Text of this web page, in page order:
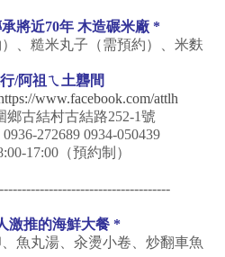
將近70年 木造碾米廠 *
、糙米丸子（需預約）、米麩
/阿祖ㄟ土礱間
www.facebook.com/attlh
鄉古結村古結路252-1號
272689 0934-050439
17:00（預約制）
激推的海鮮大餐 *
魚丸湯、汆燙小卷、炒翻車魚